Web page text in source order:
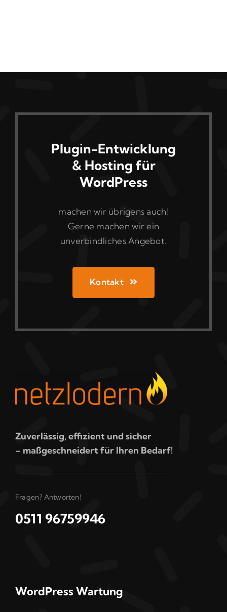
Plugin-Entwicklung
& Hosting für
WordPress
machen wir übrigens auch!
Gerne machen wir ein
unverbindliches Angebot.
Kontakt
Zuverlässig, effizient und sicher
– maßgeschneidert für Ihren Bedarf!
Fragen? Antworten!
0511 96759946
WordPress Wartung